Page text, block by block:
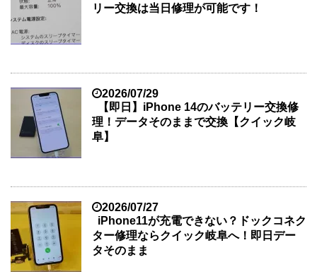
リー交換は当日修理が可能です！
2026/07/29
【即日】iPhone 14のバッテリー交換修
理！データそのままで交換【クイック岐
阜】
2026/07/27
iPhone11が充電できない？ドックコネク
ター修理ならクイック岐阜へ！即日デー
タそのまま